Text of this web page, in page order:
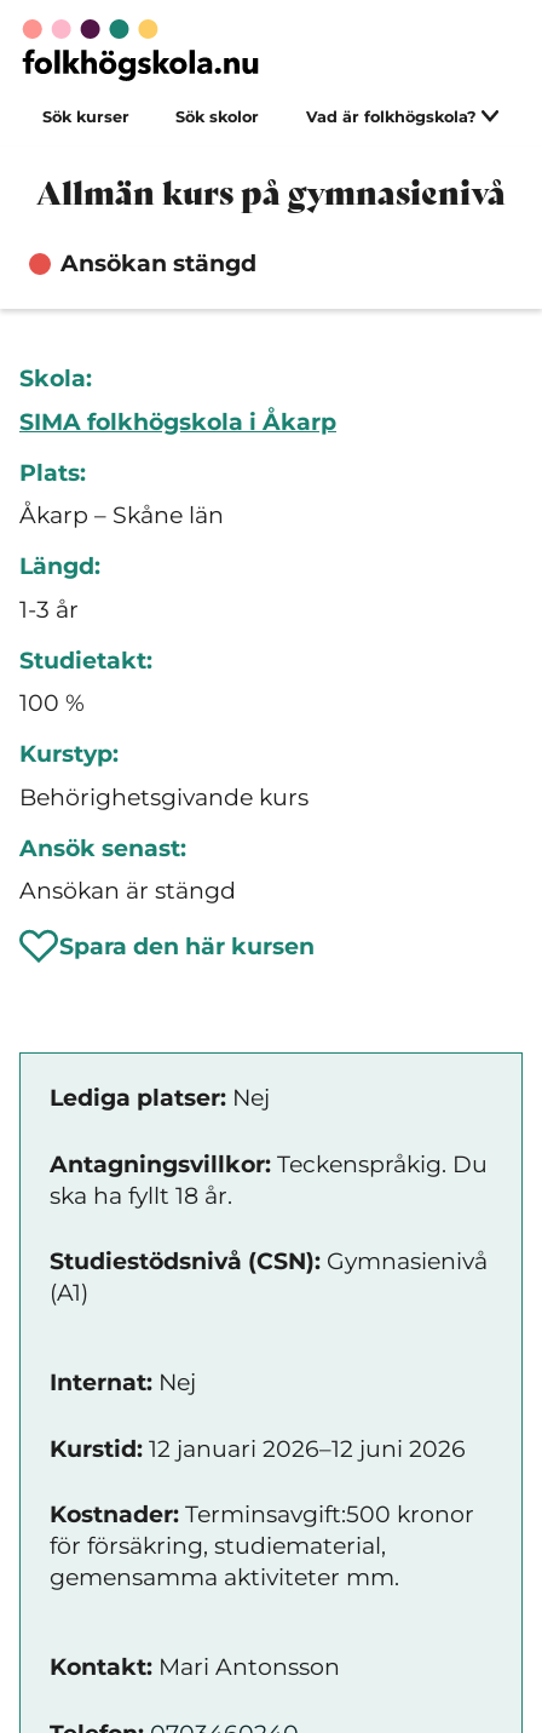
Sök kurser Sök skolor Vad är folkhögskola?
Allmän kurs på gymnasienivå
Ansökan stängd
Skola:
SIMA folkhögskola i Åkarp
Plats:
Åkarp – Skåne län
Längd:
1-3 år
Studietakt:
100 %
Kurstyp:
Behörighetsgivande kurs
Ansök senast:
Ansökan är stängd
Spara den här kursen
Lediga platser: Nej
Antagningsvillkor: Teckenspråkig. Du
ska ha fyllt 18 år.
Studiestödsnivå (CSN): Gymnasienivå
(A1)
Internat: Nej
Kurstid: 12 januari 2026–12 juni 2026
Kostnader: Terminsavgift:500 kronor
för försäkring, studiematerial,
gemensamma aktiviteter mm.
Kontakt: Mari Antonsson